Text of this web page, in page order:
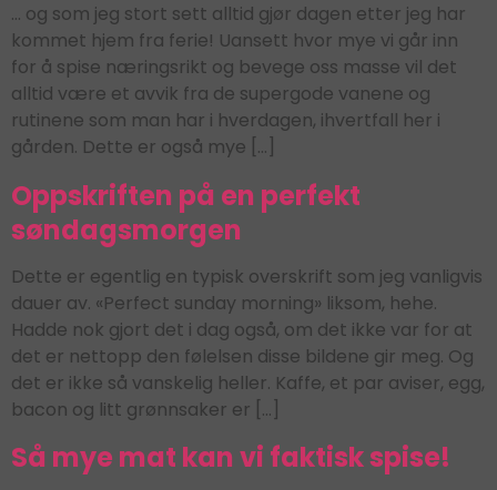
… og som jeg stort sett alltid gjør dagen etter jeg har
kommet hjem fra ferie! Uansett hvor mye vi går inn
for å spise næringsrikt og bevege oss masse vil det
alltid være et avvik fra de supergode vanene og
rutinene som man har i hverdagen, ihvertfall her i
gården. Dette er også mye […]
Oppskriften på en perfekt
søndagsmorgen
Dette er egentlig en typisk overskrift som jeg vanligvis
dauer av. «Perfect sunday morning» liksom, hehe.
Hadde nok gjort det i dag også, om det ikke var for at
det er nettopp den følelsen disse bildene gir meg. Og
det er ikke så vanskelig heller. Kaffe, et par aviser, egg,
bacon og litt grønnsaker er […]
Så mye mat kan vi faktisk spise!